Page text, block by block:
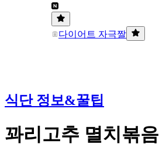
다이어트 자극짤
식단 정보&꿀팁
꽈리고추 멸치볶음